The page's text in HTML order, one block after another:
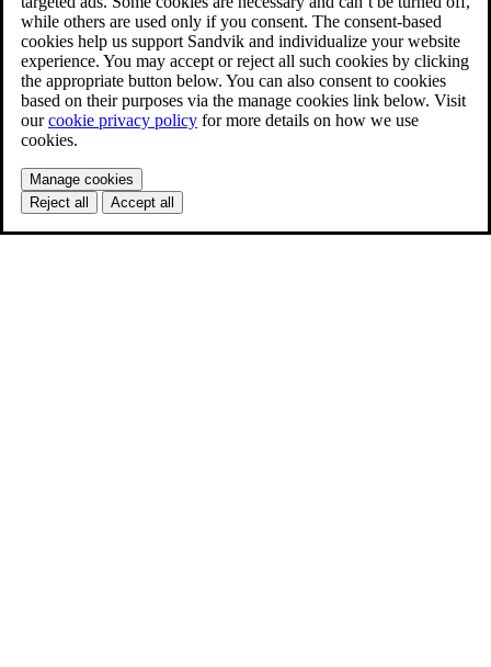
while others are used only if you consent. The consent-based
cookies help us support Sandvik and individualize your website
experience. You may accept or reject all such cookies by clicking
the appropriate button below. You can also consent to cookies
based on their purposes via the manage cookies link below. Visit
ourcookie privacy policy for more details on how we use
cookies.
Manage cookies
Reject all
Accept all